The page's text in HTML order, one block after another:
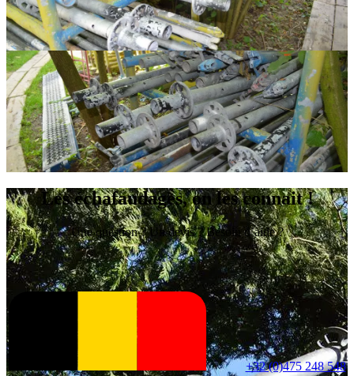
Les échafaudages, on les connait !
Une question ? Un devis ? Besoin d’aide ?
+32 (0)475 248 548